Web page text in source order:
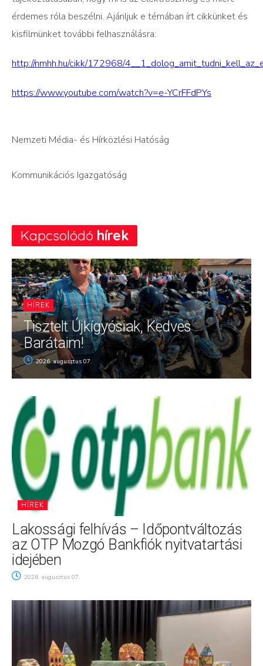
érdemes róla beszélni. Ajánljuk e témában írt cikkünket és
kisfilmünket további felhasználásra:
http://nmhh.hu/cikk/172968/
https://www.youtube.com/watch?v=e-YCrFFdPYs
Nemzeti Média- és Hírközlési Hatóság
Kommunikációs Igazgatóság
Kapcsolódó hírek
HÍREK
Tisztelt Újkígyósiak, Kedves
Barátaim!
2026. augusztus 07.
HÍREK
Lakossági felhívás – Időpontváltozás
az OTP Mozgó Bankfiók nyitvatartási
idejében
2026. augusztus 07.